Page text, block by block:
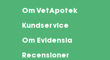
Om VetApotek
Kundservice
Om Evidensia
Recensioner